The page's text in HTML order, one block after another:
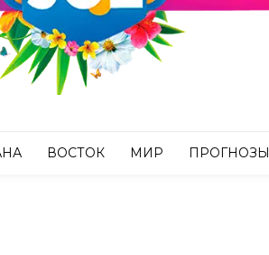
ВОСТОК МИР ПРОГНОЗЫ